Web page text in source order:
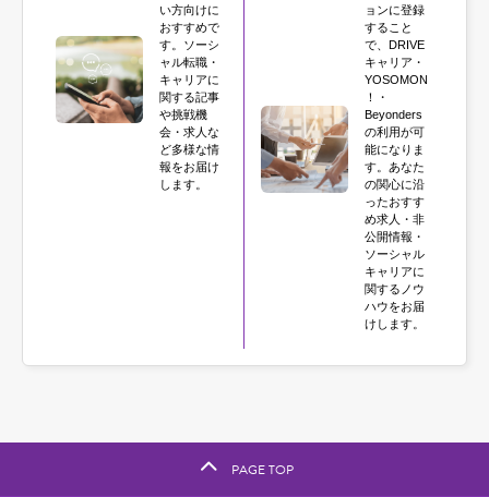
い方向けに
おすすめで
す。ソーシ
ャル転職・
キャリアに
関する記事
や挑戦機
会・求人な
ど多様な情
報をお届け
します。
ョンに登録
すること
で、DRIVE
キャリア・
YOSOMON
！・
Beyonders
の利用が可
能になりま
す。あなた
の関心に沿
ったおすす
め求人・非
公開情報・
ソーシャル
キャリアに
関するノウ
ハウをお届
けします。
PAGE TOP